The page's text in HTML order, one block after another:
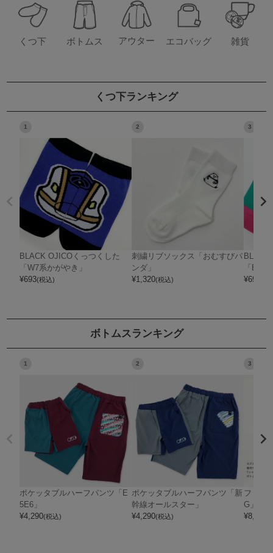
くつ下 ボトムス アウター エコバッグ 雑貨
くつ下ランキング
1
BLACK OJICOくっつくした
「W7系かがやき」
¥693(税込)
2
刺繍リブソックス「おむすびパ
ンダ」
¥1,320(税込)
3
BLACK
「E5
¥693
ボトムスランキング
1
ポケッタブルハーフパンツ「E
5E6」
¥4,290(税込)
2
ポケッタブルハーフパンツ「新
幹線オールスター」
¥4,290(税込)
3
フリー
G」
¥8,800